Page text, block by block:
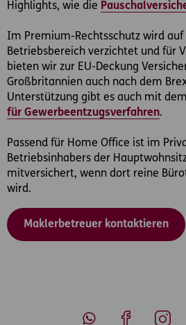
Highlights, wie die
Im Premium-Rechtsschutz wird
Betriebsbereich verzichtet und für
bieten wir zur EU-Deckung
Großbritannien auch nach dem
Unterstützung gibt es auch mit dem
für Gewerbeentzugsverfahren.
Passend für Home Office ist im
Betriebsinhabers der
mitversichert, wenn dort reine
wird.
Maklerbetreuer kontaktieren